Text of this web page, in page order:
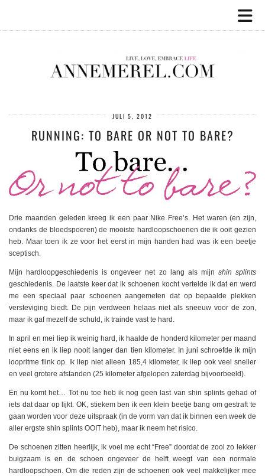
JULI 5, 2012
RUNNING: TO BARE OR NOT TO BARE?
Drie maanden geleden kreeg ik een paar Nike Free’s. Het waren (en zijn,
ondanks de bloedspoeren) de mooiste hardloopschoenen die ik ooit gezien
heb. Maar toen ik ze voor het eerst in mijn handen had was ik een beetje
sceptisch.
Mijn hardloopgeschiedenis is ongeveer net zo lang als mijn shin splints
geschiedenis. De laatste keer dat ik schoenen kocht vertelde ik dat en werd
me een speciaal paar schoenen aangemeten dat op bepaalde plekken
versteviging biedt. De pijn verdween helaas niet als sneeuw voor de zon,
maar ik gaf mezelf de schuld, ik trainde vast te hard.
In april en mei liep ik weinig hard, ik haalde de honderd kilometer per maand
niet eens en ik liep nooit langer dan tien kilometer. In juni schroefde ik mijn
loopritme flink op. Ik liep niet alleen 185,4 kilometer, ik liep ook veel sneller
en veel grotere afstanden (25 kilometer afgelopen zaterdag bijvoorbeeld).
En nu komt het… Tot nu toe heb ik nog geen last van shin splints gehad of
iets dat daar op lijkt. OK, stiekem ben ik een klein beetje bang om gestraft te
gaan worden voor deze uitspraak (in de vorm van dat ik binnen een week de
aller ergste shin splints OOIT heb), maar ik neem het risico.
De schoenen zitten heerlijk, ik voel me echt “Free” doordat de zool zo lekker
buigzaam is en de schoen ongeveer de helft weegt van een normale
hardloopschoen. Om die reden zijn de schoenen ook veel makkelijker mee